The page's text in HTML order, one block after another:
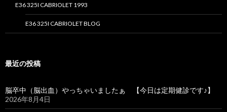
E36 325I CABRIOLET 1993
E36 325I CABRIOLET BLOG
最近の投稿
脳卒中（脳出血）やっちゃいましたぁ 【今日は定期健診です♪】
2026年8月4日